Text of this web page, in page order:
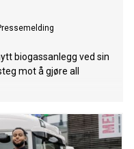
biogassanlegg ved sin
mot å gjøre all